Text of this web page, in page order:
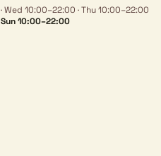
·Wed 10:00–22:00 ·Thu 10:00–22:00
Sun 10:00–22:00